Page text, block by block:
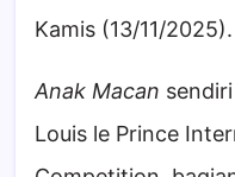
Kamis (13/11/2025).
Anak Macan
Louis le Prince